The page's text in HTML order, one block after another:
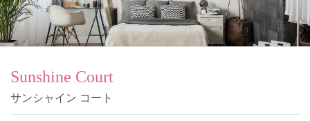
Sunshine Court
サンシャイン コート